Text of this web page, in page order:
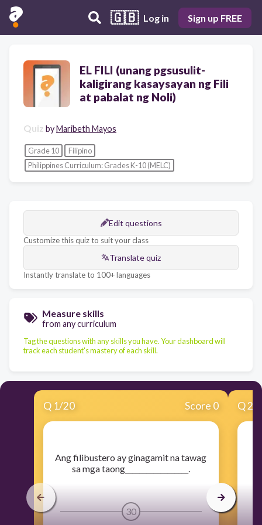
🇬🇧 Log in Sign up FREE
EL FILI (unang pgsusulit-
kaligirang kasaysayan ng Fili
at pabalat ng Noli)
Quiz byMaribeth Mayos
Grade 10
Filipino
Philippines Curriculum: Grades K-10 (MELC)
Edit questions
Customize this quiz to suit your class
Translate quiz
Instantly translate to 100+ languages
Measure skills
from any curriculum
Tag the questions with any skills you have. Your dashboard will
track each student's mastery of each skill.
Q 1/20 Score 0
​Ang filibustero ay ginagamit na tawag
sa mga taong__________________.
30
Q2